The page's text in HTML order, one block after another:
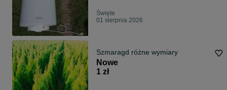
Święte
01 sierpnia 2026
Szmaragd różne wymiary
Nowe
1 zł